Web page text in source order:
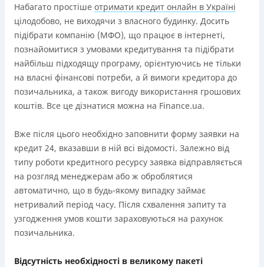
Набагато простіше отримати кредит онлайн в Україні
цілодобово, не виходячи з власного будинку. Досить
підібрати компанію (МФО), що працює в інтернеті,
познайомитися з умовами кредитування та підібрати
найбільш підходящу програму, орієнтуючись не тільки
на власні фінансові потреби, а й вимоги кредитора до
позичальника, а також вигоду використання грошових
коштів. Все це дізнатися можна на Finance.ua.
Вже після цього необхідно заповнити форму заявки на
кредит 24, вказавши в ній всі відомості. Залежно від
типу роботи кредитного ресурсу заявка відправляється
на розгляд менеджерам або ж оброблятися
автоматично, що в будь-якому випадку займає
нетривалий період часу. Після схвалення запиту та
узгодження умов кошти зараховуються на рахунок
позичальника.
Відсутність необхідності в великому пакеті